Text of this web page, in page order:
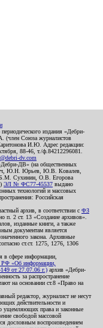
издания «Дебри-
(член Союза журналистов
И.Ю. Адрес редакции:
88-46, т./ф.84212296081.
dv.com
ДВ» (на общественных
Ю.Н. Юрьев, Ю.В. Ковалев,
Сухинин, О.В. Егорова
ЭЛ № ФС77-45537 выдано
технологий и массовых
Российская
архив, в соответствии с ФЗ
п. 2 ст. 13 «Создание архивов».
изданные книги, а также
документам является
закона. Архивные
ст.ст. 1275, 1276, 1306
в сфере информации,
РФ «Об информации,
от 27.07.06 г.) архив «Дебри-
за распространение
на основании ст.8 «Право на
редактор, журналист не несут
действительности и
ущемляющих права и законные
свободой массовой
дословным воспроизведением